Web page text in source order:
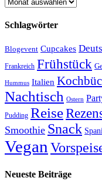
Schlagwörter
Blogevent Cupcakes
Frankreich Frühstück
Hummus Italien
Nachtisch Ostern
Pudding Reise
Smoothie Snack
Vegan
Neueste Beiträge